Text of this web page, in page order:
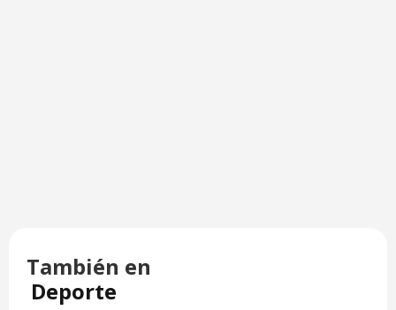
También en
Deporte